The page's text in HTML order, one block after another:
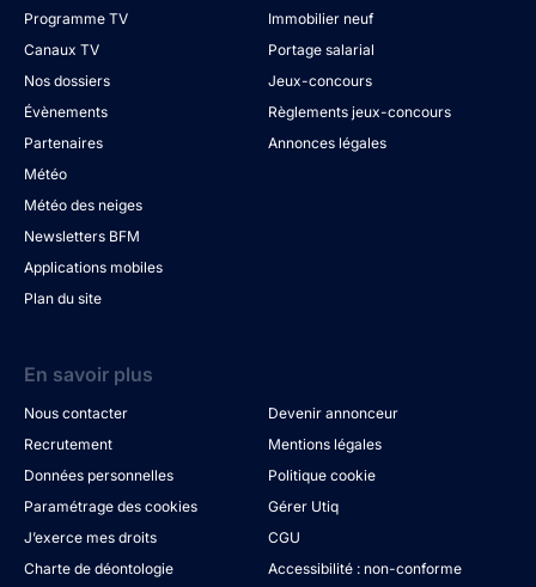
Programme TV
Canaux TV
Nos dossiers
Évènements
Partenaires
Météo
Météo des neiges
Newsletters BFM
Applications mobiles
Plan du site
Immobilier neuf
Portage salarial
Jeux-concours
Règlements jeux-concours
Annonces légales
En savoir plus
Nous contacter
Devenir annonceur
Recrutement
Mentions légales
Données personnelles
Politique cookie
Paramétrage des cookies
Gérer Utiq
J’exerce mes droits
CGU
Charte de déontologie
Accessibilité : non-conforme